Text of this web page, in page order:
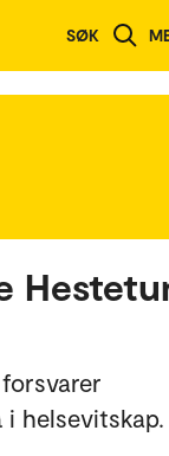
SØK
helsevitskap.